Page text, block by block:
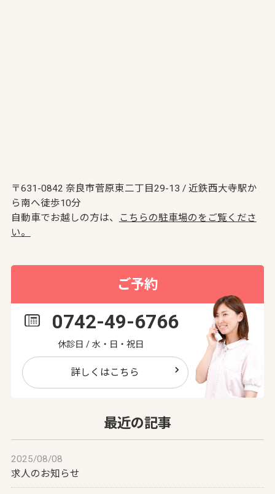
〒631-0842 奈良市菅原東二丁目29-13 / 近鉄西大寺駅か
ら南へ徒歩10分
自動車でお越しの方は、
こちらの駐車場のをご覧くださ
い。
ご予約
0742-49-6766
休診日 / 水・日・祝日
詳しくはこちら
最近の記事
2025/08/08
求人のお知らせ